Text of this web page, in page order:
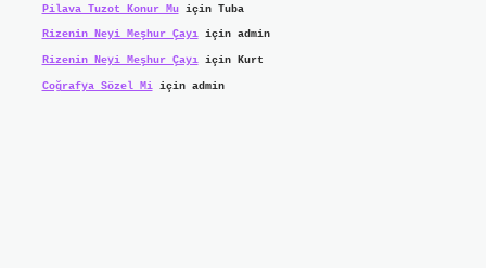
Pilava Tuzot Konur Muiçin Tuba
Rizenin Neyi Meşhur Çayıiçin admin
Rizenin Neyi Meşhur Çayıiçin Kurt
Coğrafya Sözel Miiçin admin